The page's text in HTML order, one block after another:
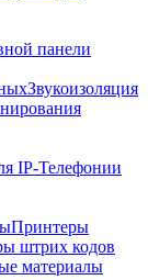
панели
Звукоизоляция
IP-Телефонии
Принтеры